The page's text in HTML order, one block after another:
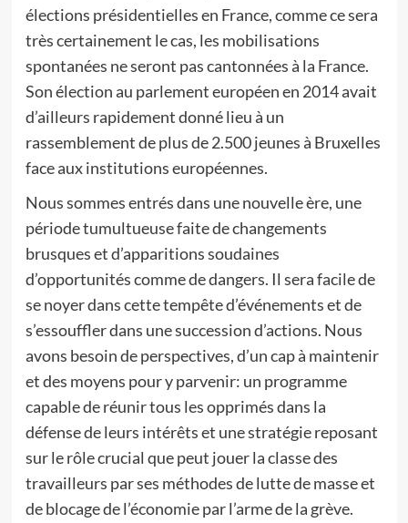
élections présidentielles en France, comme ce sera
très certainement le cas, les mobilisations
spontanées ne seront pas cantonnées à la France.
Son élection au parlement européen en 2014 avait
d’ailleurs rapidement donné lieu à un
rassemblement de plus de 2.500 jeunes à Bruxelles
face aux institutions européennes.
Nous sommes entrés dans une nouvelle ère, une
période tumultueuse faite de changements
brusques et d’apparitions soudaines
d’opportunités comme de dangers. Il sera facile de
se noyer dans cette tempête d’événements et de
s’essouffler dans une succession d’actions. Nous
avons besoin de perspectives, d’un cap à maintenir
et des moyens pour y parvenir: un programme
capable de réunir tous les opprimés dans la
défense de leurs intérêts et une stratégie reposant
sur le rôle crucial que peut jouer la classe des
travailleurs par ses méthodes de lutte de masse et
de blocage de l’économie par l’arme de la grève.